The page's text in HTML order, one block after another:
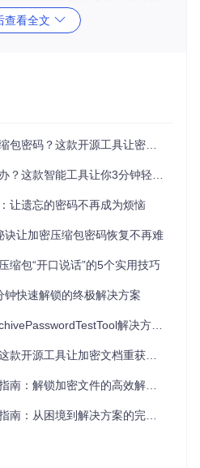
重复的劳动中解放出来，只需等
库"
名为PasswordDictionary.tx
、888888）
，并按可能性从高到低排序。
力
查看全文
？这款开源工具让密码破解不再难
这款智能工具让你3分钟轻松解锁
让遗忘的密码不再成为烦恼
诀让加密压缩包密码恢复不再难
缩包“开口说话”的5个实用技巧
快速解锁的终极解决方案
解决方案：3步轻松找回加密文件密码
开源工具让加密文档重获新生
：解锁加密文件的高效解决方案
：从困境到解决方案的完整路径